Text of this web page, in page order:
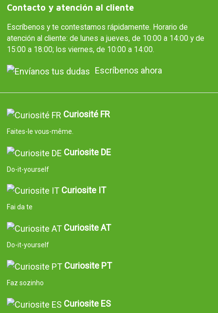
Contacto y atención al cliente
Escríbenos y te contestamos rápidamente. Horario de
atención al cliente: de lunes a jueves, de 10:00 a 14:00 y de
15:00 a 18:00; los viernes, de 10:00 a 14:00.
Escríbenos ahora
Curiosité FR
Faites-le vous-même.
Curiosite DE
Do-it-yourself
Curiosite IT
Fai da te
Curiosite AT
Do-it-yourself
Curiosite PT
Faz sozinho
Curiosite ES